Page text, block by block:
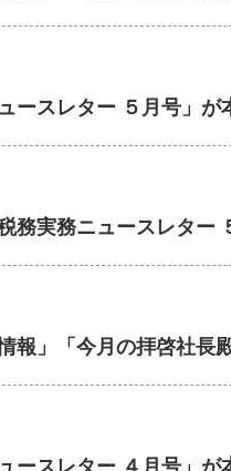
ースレター ５月号」が
務実務ニュースレター
報」「今月の拝啓社長
ースレター ４月号」が